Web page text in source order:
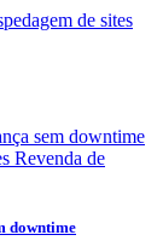
de sites
Revenda de
downtime